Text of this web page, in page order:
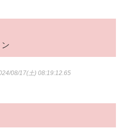
08/17(土) 08:19:12.65